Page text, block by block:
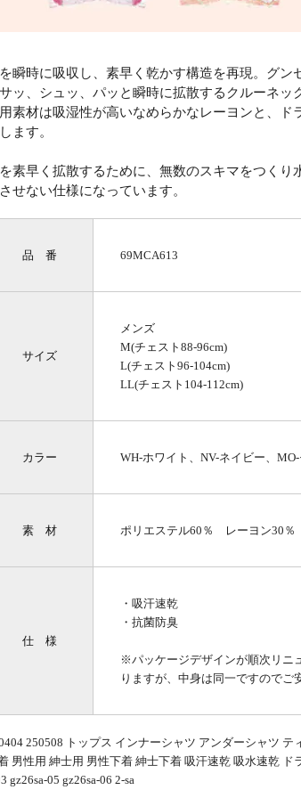
瞬時に吸収し、素早く乾かす構造を再現。グ
ッ、シュッ、パッと瞬時に拡散するクルーネッ
素材は吸湿性が高いなめらかなレーヨンと、
ます。
素早く拡散するために、無数のスキマをつく
せない仕様になっています。
品 番 69MCA613
サイズ
メンズ
M(チェスト88-96cm)
L(チェスト96-104cm)
LL(チェスト104-112cm)
カラー WH-ホワイト、NV-ネイビー、
素 材 ポリエステル60％ レーヨン30
仕 様
・吸汗速乾
・抗菌防臭
※パッケージデザインが順次リニ
りますが、中身は同一ですのでご
250508 トップス インナーシャツ アンダーシャツ
男性用 紳士用 男性下着 紳士下着 吸汗速乾 吸水速乾 ド
gz26sa-05 gz26sa-06 2-sa